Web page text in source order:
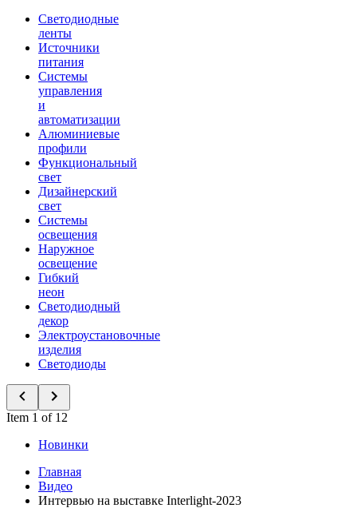
Светодиодные
ленты
Источники
питания
Системы
управления
и
автоматизации
Алюминиевые
профили
Функциональный
свет
Дизайнерский
свет
Системы
освещения
Наружное
освещение
Гибкий
неон
Светодиодный
декор
Электроустановочные
изделия
Светодиоды
Item 1 of 12
Новинки
Главная
Видео
Интервью на выставке Interlight-2023